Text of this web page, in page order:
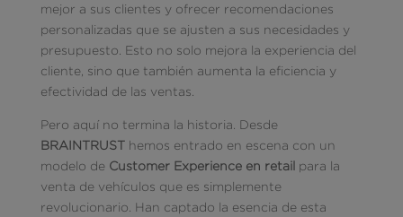
mejor a sus clientes y ofrecer recomendaciones
personalizadas que se ajusten a sus necesidades y
presupuesto. Esto no solo mejora la experiencia del
cliente, sino que también aumenta la eficiencia y
efectividad de las ventas.
Pero aquí no termina la historia. Desde
BRAINTRUSThemos entrado en escena con un
modelo de Customer Experience en retail para la
venta de vehículos que es simplemente
revolucionario. Han captado la esencia de esta